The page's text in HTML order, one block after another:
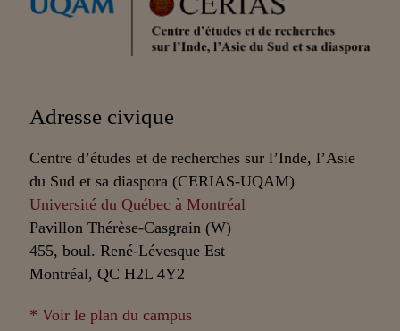
Partenaires
Adresse civique
Centre d’études et de recherches sur l’Inde, l’Asie
du Sud et sa diaspora (CERIAS-UQAM)
Université du Québec à Montréal
Pavillon Thérèse-Casgrain (W)
455, boul. René-Lévesque Est
Montréal, QC H2L 4Y2
* Voir le plan du campus